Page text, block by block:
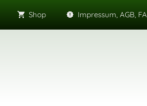
Shop Impressum, AGB,